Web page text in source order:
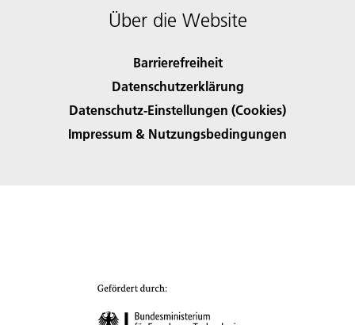
Über die Website
Barrierefreiheit
Datenschutzerklärung
Datenschutz-Einstellungen (Cookies)
Impressum & Nutzungsbedingungen